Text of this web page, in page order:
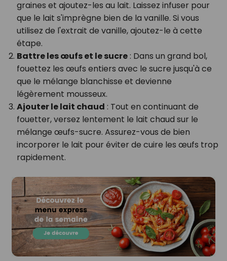
graines et ajoutez-les au lait. Laissez infuser pour
que le lait s'imprègne bien de la vanille. Si vous
utilisez de l'extrait de vanille, ajoutez-le à cette
étape.
Battre les œufs et le sucre: Dans un grand bol,
fouettez les œufs entiers avec le sucre jusqu'à ce
que le mélange blanchisse et devienne
légèrement mousseux.
Ajouter le lait chaud : Tout en continuant de
fouetter, versez lentement le lait chaud sur le
mélange œufs-sucre. Assurez-vous de bien
incorporer le lait pour éviter de cuire les œufs trop
rapidement.